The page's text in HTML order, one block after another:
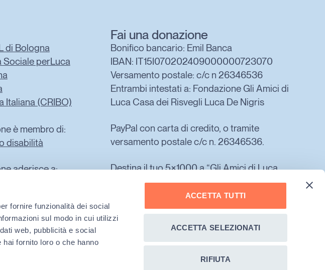
fornire funzionalità dei social
sul modo in cui utilizzi
web, pubblicità e social
fornito loro o che hanno
ACCETTA TUTTI
ACCETTA SELEZIONATI
RIFIUTA
di Bologna
Sociale perLuca
Italiana (CRIBO)
è membro di:
disabilità
aderisce a:
Fai una donazione
Bonifico bancario: Emil Banca
IBAN: IT15I070202409000000723070
Versamento postale: c/c n 26346536
Entrambi intestati a: Fondazione Gli Amici di
Luca Casa dei Risvegli Luca De Nigris
PayPal con carta di credito, o tramite
versamento postale c/c n. 26346536.
Destina il tuo 5×1000 a “Gli Amici di Luca
Casa dei Risvegli Luca De Nigris ets“.